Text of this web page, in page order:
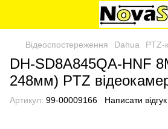
Відеоспостереження Dahua PTZ-
DH-SD8A845QA-HNF
248мм) PTZ
Артикул: 99-00009166 Написати відгук